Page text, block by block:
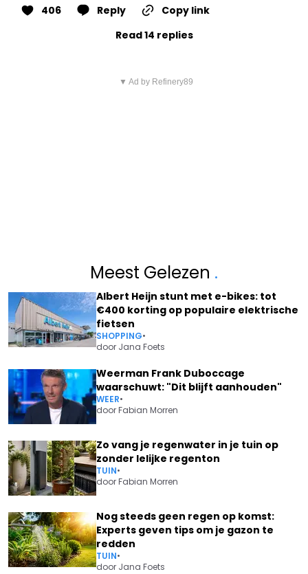
406 Reply
Copy link
Read 14 replies
▼ Ad by Refinery89
Meest Gelezen .
Albert Heijn stunt met e-bikes: tot
€400 korting op populaire elektrische
fietsen
SHOPPING•
door Jana Foets
Weerman Frank Duboccage
waarschuwt: "Dit blijft aanhouden"
WEER•
doorFabian Morren
Zo vang je regenwater in je tuin op
zonder lelijke regenton
TUIN•
doorFabian Morren
Nog steeds geen regen op komst:
Experts geven tips om je gazon te
redden
TUIN•
door Jana Foets